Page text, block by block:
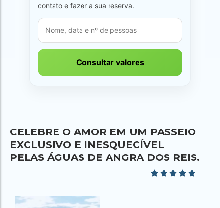
contato e fazer a sua reserva.
Consultar valores
CELEBRE O AMOR EM UM PASSEIO
EXCLUSIVO E INESQUECÍVEL
PELAS ÁGUAS DE ANGRA DOS REIS.